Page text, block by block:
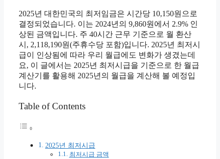
2025년 대한민국의 최저임금은 시간당 10,150원으로
결정되었습니다. 이는 2024년의 9,860원에서 2.9% 인
상된 금액입니다. 주 40시간 근무 기준으로 월 환산
시, 2,118,190원(주휴수당 포함)입니다. 2025년 최저시
급이 인상됨에 따라 우리 월급에도 변화가 생겼는데
요, 이 글에서는 2025년 최저시급을 기준으로 한 월급
계산기를 활용해 2025년의 월급을 계산해 볼 예정입
니다.
Table of Contents
2025년 최저시급
최저시급 금액